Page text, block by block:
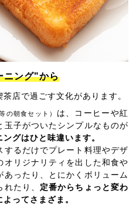
ニング"から
店で過ごす文化があります。
の朝食セット）
は、コーヒーや紅
子がついたシンプルなものが
グはひと味違います。
るだけでプレート料理やデザ
オリジナリティを出した和食や
ったり、とにかくボリューム
たり、 定番からちょっと変わ
ってさまざま。